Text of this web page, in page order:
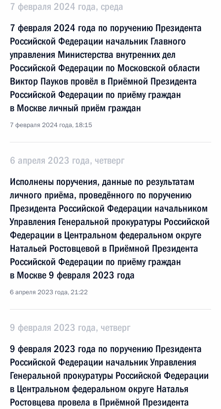
7 февраля 2024 года, среда
7 февраля 2024 года по поручению Президента
Российской Федерации начальник Главного
управления Министерства внутренних дел
Российской Федерации по Московской области
Виктор Пауков провёл в Приёмной Президента
Российской Федерации по приёму граждан
в Москве личный приём граждан
7 февраля 2024 года, 18:15
6 апреля 2023 года, четверг
Исполнены поручения, данные по результатам
личного приёма, проведённого по поручению
Президента Российской Федерации начальником
Управления Генеральной прокуратуры Российской
Федерации в Центральном федеральном округе
Натальей Ростовцевой в Приёмной Президента
Российской Федерации по приёму граждан
в Москве 9 февраля 2023 года
6 апреля 2023 года, 21:22
9 февраля 2023 года, четверг
9 февраля 2023 года по поручению Президента
Российской Федерации начальник Управления
Генеральной прокуратуры Российской Федерации
в Центральном федеральном округе Наталья
Ростовцева провела в Приёмной Президента